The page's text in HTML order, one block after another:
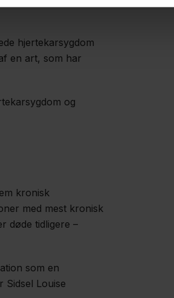
hjertekarsygdom
en art, som har
og
kronisk
med mest kronisk
døde tidligere –
som en
Louise